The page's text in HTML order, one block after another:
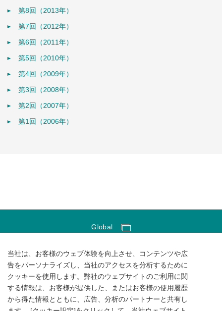
第8回（2013年）
第7回（2012年）
第6回（2011年）
第5回（2010年）
第4回（2009年）
第3回（2008年）
第2回（2007年）
第1回（2006年）
Global
サイトのご利用にあたって
ソーシャルメディアポリシー
個人情報保護方針
当社は、お客様のウェブ体験を向上させ、コンテンツや広
告をパーソナライズし、当社のアクセスを分析するために
クッキーを使用します。弊社のウェブサイトのご利用に関
する情報は、お客様が提供した、またはお客様の使用履歴
から得た情報とともに、広告、分析のパートナーと共有し